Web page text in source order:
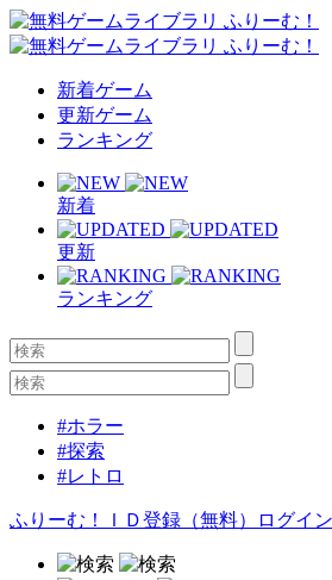
新着ゲーム
更新ゲーム
ランキング
新着
更新
ランキング
#ホラー
#探索
#レトロ
ふりーむ！ＩＤ登録（無料） ログイン